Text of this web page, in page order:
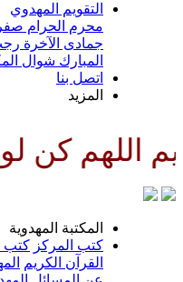
التقويم المهدوي
محرم الحرام
جمادى الآخرة
المبارك شوال
اتصل بنا
المزيد
كن لوليك
المكتبة المهدوية
كتب المركز كتب
القرآن الكريم